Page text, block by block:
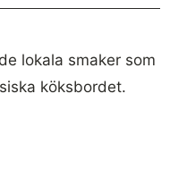
lokala smaker som
köksbordet.